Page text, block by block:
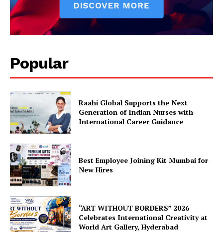
Popular
Raahi Global Supports the Next
Generation of Indian Nurses with
International Career Guidance
Best Employee Joining Kit Mumbai for
New Hires
“ART WITHOUT BORDERS” 2026
Celebrates International Creativity at
World Art Gallery, Hyderabad